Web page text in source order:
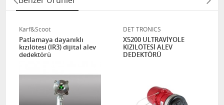
Karf&Scoot
Patlamaya dayanıklı
kızılötesi (IR3) dijital alev
dedektörü
DET TRONICS
X5200 ULTRAVİYOLE
KIZILÖTESİ ALEV
DEDEKTÖRÜ